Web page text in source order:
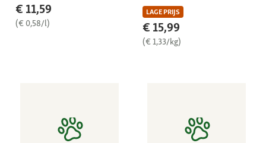
€ 11,59
(€ 0,58/l)
LAGE PRIJS
€ 15,99
(€ 1,33/kg)